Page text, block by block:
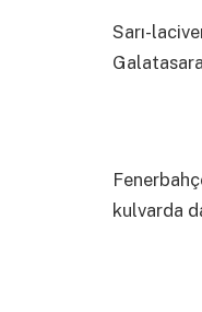
Sarı-
kulvarda